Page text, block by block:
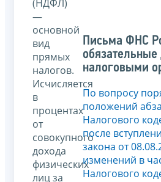
(НДФЛ)
—
основной
вид
прямых
налогов.
Исчисляется
в
процентах
от
совокупного
дохода
физических
лиц за
Письма ФНС
налоговыми
По вопросу
положений
Налогового
после
закона от
изменений в
Налогового